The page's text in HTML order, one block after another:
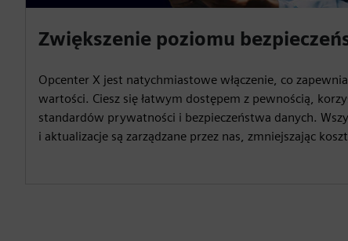
Zwiększenie poziomu
Opcenter X jest natychmiastowe włączenie, co
wartości. Ciesz się łatwym dostępem z pewnością,
standardów prywatności i bezpieczeństwa danych.
i aktualizacje są zarządzane przez nas, zmniejszając